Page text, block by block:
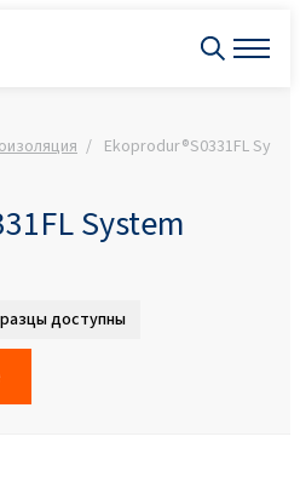
Ekoprodur®S0331FL
System
доступны